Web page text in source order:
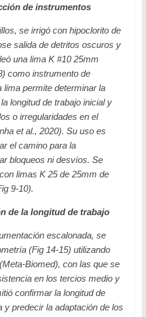
de instrumentos
se irrigó con hipoclorito de
salida de detritos oscuros y
una lima K #10 25mm
como instrumento de
permite determinar la
longitud de trabajo inicial y
o irregularidades en el
et al., 2020). Su uso es
el camino para la
bloqueos ni desvíos. Se
limas K 25 de 25mm de
9-10).
de la longitud de trabajo
escalonada, se
(Fig 14-15) utilizando
Biomed), con las que se
en los tercios medio y
confirmar la longitud de
y predecir la adaptación de los